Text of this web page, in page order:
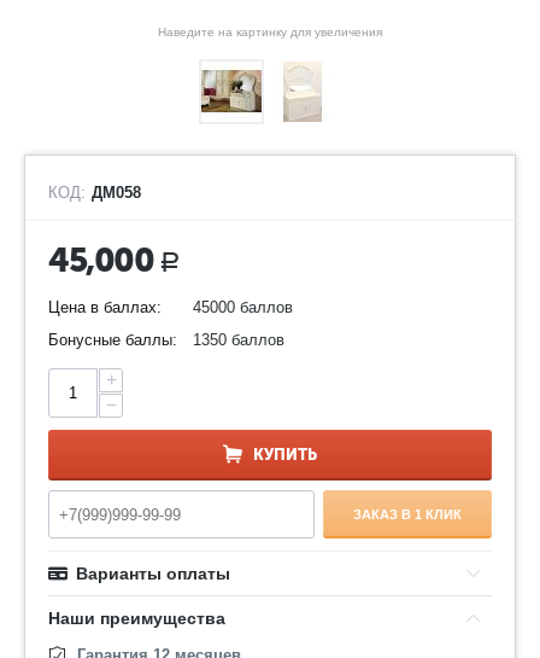
Наведите на картинку для увеличения
КОД: ДМ058
45,000 Р
Цена в баллах:
45000 баллов
Бонусные баллы:
1350 баллов
+
−
КУПИТЬ
ЗАКАЗ В 1 КЛИК
Варианты оплаты
Наши преимущества